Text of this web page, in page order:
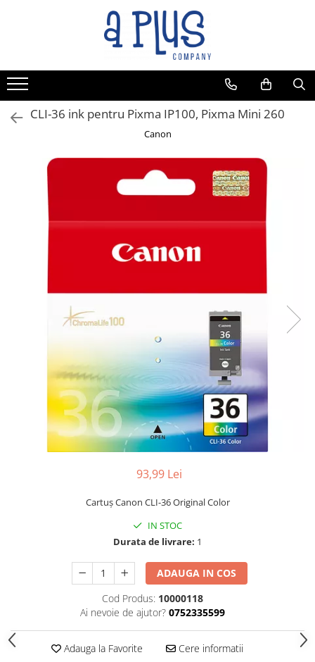
CLI-36 ink pentru Pixma IP100, Pixma Mini 260
Canon
93,99 Lei
Cartuş Canon CLI-36 Original Color
IN STOC
Durata de livrare: 1
ADAUGA IN COS
Cod Produs: 10000118
Ai nevoie de ajutor? 0752335599
Adauga la Favorite Cere informatii